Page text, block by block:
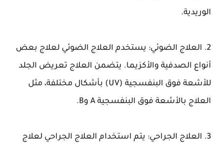
الوريدية.
2. العلاج الضوئي: يستخدم العلاج الضوئي لعلاج بعض
أنواع الصدفية والأكزيما. يتضمن العلاج تعريض الجلد
للأشعة فوق البنفسجية (UV) بأشكال مختلفة، مثل
العلاج بالأشعة فوق البنفسجية A وB.
3. العلاج الجراحي: يتم استخدام العلاج الجراحي لعلاج